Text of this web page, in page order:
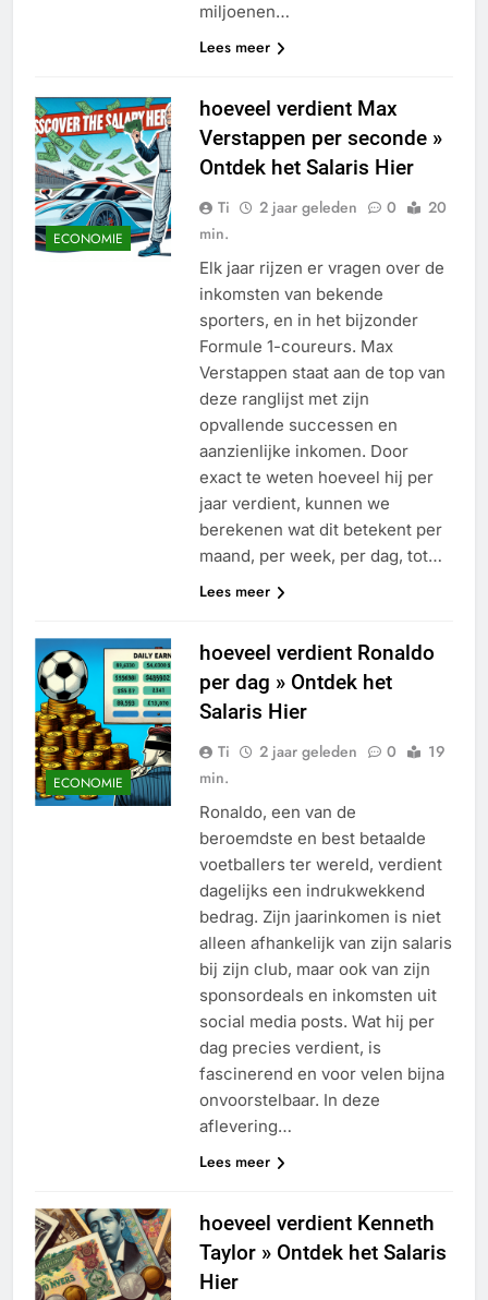
miljoenen…
Lees meer
ECONOMIE
hoeveel verdient Max
Verstappen per seconde »
Ontdek het Salaris Hier
Ti 2 jaar geleden 0
20
min.
Elk jaar rijzen er vragen over de
inkomsten van bekende
sporters, en in het bijzonder
Formule 1-coureurs. Max
Verstappen staat aan de top van
deze ranglijst met zijn
opvallende successen en
aanzienlijke inkomen. Door
exact te weten hoeveel hij per
jaar verdient, kunnen we
berekenen wat dit betekent per
maand, per week, per dag, tot…
Lees meer
ECONOMIE
hoeveel verdient Ronaldo
per dag » Ontdek het
Salaris Hier
Ti 2 jaar geleden 0
19
min.
Ronaldo, een van de
beroemdste en best betaalde
voetballers ter wereld, verdient
dagelijks een indrukwekkend
bedrag. Zijn jaarinkomen is niet
alleen afhankelijk van zijn salaris
bij zijn club, maar ook van zijn
sponsordeals en inkomsten uit
social media posts. Wat hij per
dag precies verdient, is
fascinerend en voor velen bijna
onvoorstelbaar. In deze
aflevering…
Lees meer
hoeveel verdient Kenneth
Taylor » Ontdek het Salaris
Hier